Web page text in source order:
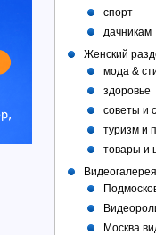
спорт
дачникам
Женский
мода &
здоровье
советы и
туризм и
товары и
Видеогалерея
Москва